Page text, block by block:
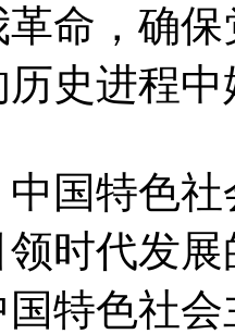
革命，确
史进程
国特色
时代发
特色社